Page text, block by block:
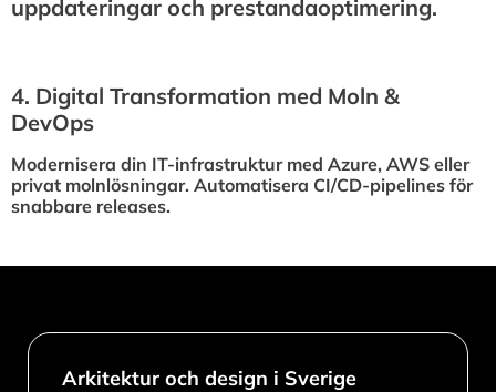
uppdateringar och prestandaoptimering.
4.⁠ ⁠Digital Transformation med Moln &
DevOps
Modernisera din IT-infrastruktur med Azure, AWS eller
privat molnlösningar. Automatisera CI/CD-pipelines för
snabbare releases.
Arkitektur och design i Sverige​